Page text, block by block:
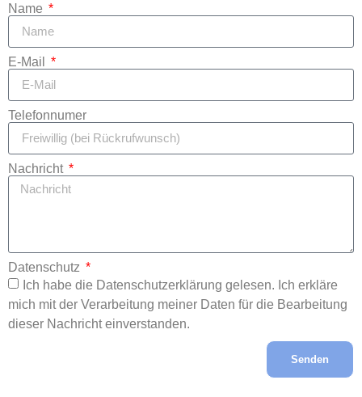
Name
E-Mail
Telefonnumer
Nachricht
Datenschutz
Ich habe die Datenschutzerklärung gelesen. Ich erkläre
mich mit der Verarbeitung meiner Daten für die Bearbeitung
dieser Nachricht einverstanden.
Senden